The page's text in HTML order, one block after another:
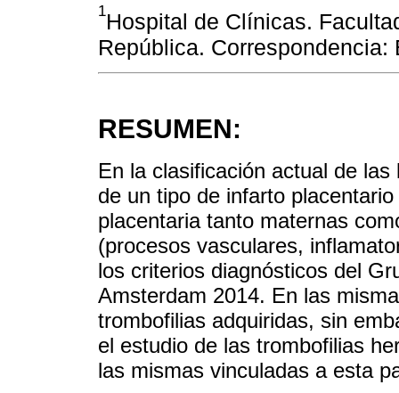
1Hospital de Clínicas.
República.
RESUMEN:
En la clasificación actual de
de un tipo de infarto
placentaria tanto maternas
(procesos vasculares,
los criterios diagnósticos del
Amsterdam 2014. En las
trombofilias adquiridas, sin
el estudio de las trombofilias
las mismas vinculadas a esta